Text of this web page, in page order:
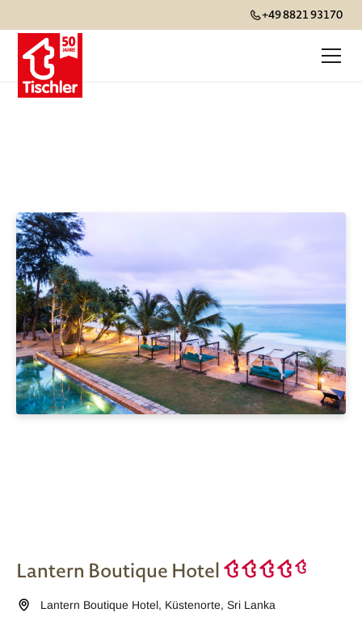
+49 8821 93170
Lantern Boutique Hotel
Lantern Boutique Hotel, Küstenorte,Sri Lanka